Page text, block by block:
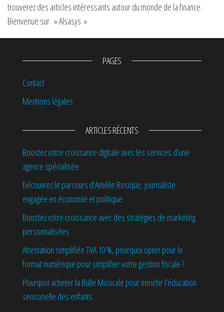
trouverez des articles intéressants autour du monde de la finance.
Bienvenue sur » Alsasys »
PAGES
Contact
Mentions légales
ARTICLES RÉCENTS
Boostez votre croissance digitale avec les services d’une
agence spécialisée
Découvrez le parcours d’Amélie Rosique, journaliste
engagée en économie et politique
Boostez votre croissance avec des stratégies de marketing
personnalisées
Attestation simplifiée TVA 10 %, pourquoi opter pour le
format numérique pour simplifier votre gestion fiscale ?
Pourquoi acheter la Bulle Musicale pour enrichir l’éducation
sensorielle des enfants